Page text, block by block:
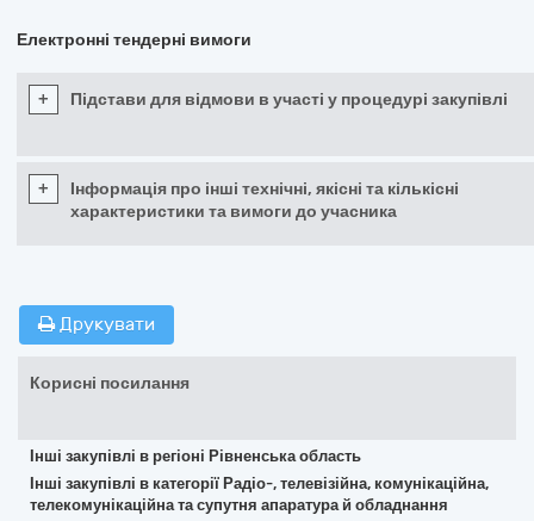
Електронні тендерні вимоги
+ Підстави для відмови в участі у процедурі закупівлі
+
Інформація про інші технічні, якісні та кількісні
характеристики та вимоги до учасника
Друкувати
Корисні посилання
Інші закупівлі в регіоні Рівненська область
Інші закупівлі в категорії Радіо-, телевізійна, комунікаційна,
телекомунікаційна та супутня апаратура й обладнання